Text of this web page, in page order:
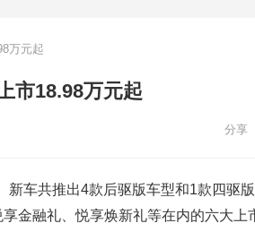
万元起
市18.98万元起
车共推出4款后驱版车型和1款四驱
金融礼、悦享焕新礼等在内的六大上